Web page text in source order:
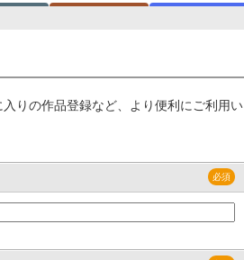
りの作品登録など、より便利にご利用い